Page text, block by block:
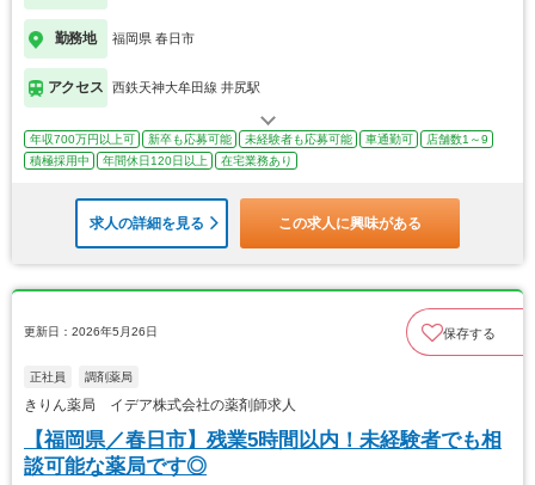
勤務地 福岡県 春日市
アクセス 西鉄天神大牟田線 井尻駅
年収700万円以上可 新卒も応募可能 未経験者も応募可能 車通勤可
店舗数1～9
積極採用中
年間休日120日以上 在宅業務あり
求人の詳細を見る この求人に興味がある
更新日：2026年5月26日 保存する
正社員 調剤薬局
きりん薬局 イデア株式会社の薬剤師求人
【福岡県／春日市】残業5時間以内！未経験者でも相
談可能な薬局です◎